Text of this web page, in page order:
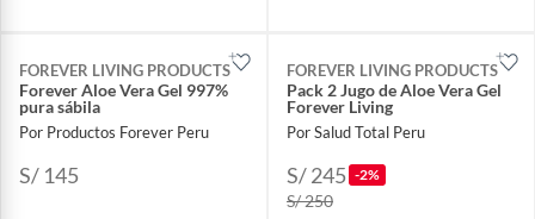
FOREVER LIVING PRODUCTS
Forever Aloe Vera Gel 997%
pura sábila
Por Productos Forever Peru
S/ 145
FOREVER LIVING PRODUCTS
Pack 2 Jugo de Aloe Vera Gel
Forever Living
Por Salud Total Peru
S/ 245 -2%
S/ 250